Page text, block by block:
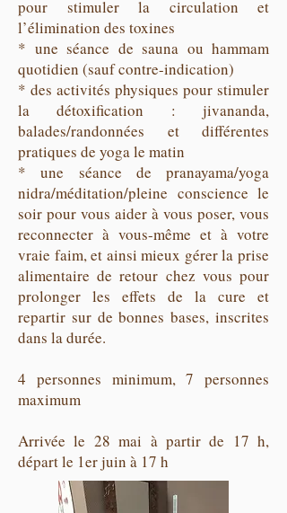
pour stimuler la circulation et
l’élimination des toxines
* une séance de sauna ou hammam
quotidien (sauf contre-indication)
* des activités physiques pour stimuler
la détoxification : jivananda,
balades/randonnées et différentes
pratiques de yoga le matin
* une séance de pranayama/yoga
nidra/méditation/pleine conscience le
soir pour vous aider à vous poser, vous
reconnecter à vous-même et à votre
vraie faim, et ainsi mieux gérer la prise
alimentaire de retour chez vous pour
prolonger les effets de la cure et
repartir sur de bonnes bases, inscrites
dans la durée.
4 personnes minimum, 7 personnes
maximum
Arrivée le 28 mai à partir de 17 h,
départ le 1er juin à 17 h